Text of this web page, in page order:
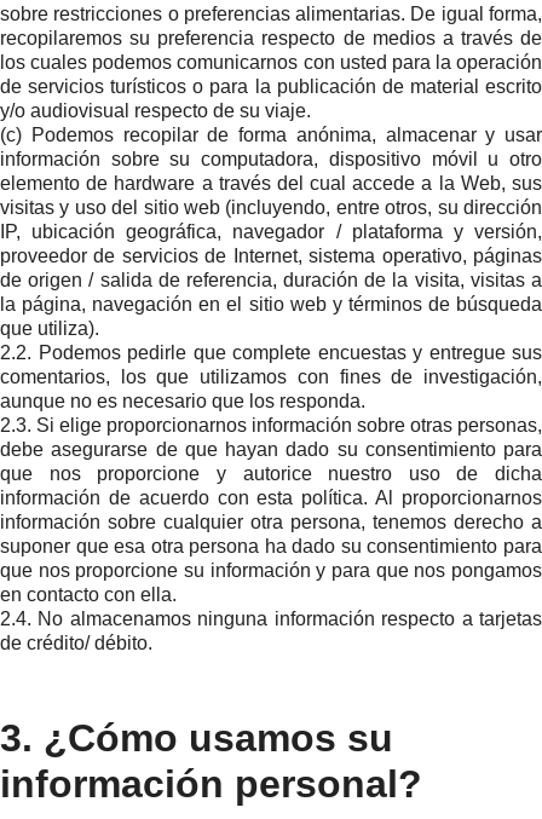
sobre restricciones o preferencias alimentarias. De igual forma,
recopilaremos su preferencia respecto de medios a través de
los cuales podemos comunicarnos con usted para la operación
de servicios turísticos o para la publicación de material escrito
y/o audiovisual respecto de su viaje.
(c) Podemos recopilar de forma anónima, almacenar y usar
información sobre su computadora, dispositivo móvil u otro
elemento de hardware a través del cual accede a la Web, sus
visitas y uso del sitio web (incluyendo, entre otros, su dirección
IP, ubicación geográfica, navegador / plataforma y versión,
proveedor de servicios de Internet, sistema operativo, páginas
de origen / salida de referencia, duración de la visita, visitas a
la página, navegación en el sitio web y términos de búsqueda
que utiliza).
2.2. Podemos pedirle que complete encuestas y entregue sus
comentarios, los que utilizamos con fines de investigación,
aunque no es necesario que los responda.
2.3. Si elige proporcionarnos información sobre otras personas,
debe asegurarse de que hayan dado su consentimiento para
que nos proporcione y autorice nuestro uso de dicha
información de acuerdo con esta política. Al proporcionarnos
información sobre cualquier otra persona, tenemos derecho a
suponer que esa otra persona ha dado su consentimiento para
que nos proporcione su información y para que nos pongamos
en contacto con ella.
2.4. No almacenamos ninguna información respecto a tarjetas
de crédito/ débito.
3. ¿Cómo usamos su
información personal?